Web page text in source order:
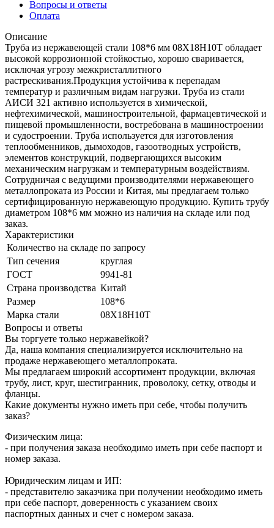
Вопросы и ответы
Оплата
Описание
Труба из нержавеющей стали 108*6 мм 08Х18Н10Т обладает
высокой коррозионной стойкостью, хорошо сваривается,
исключая угрозу межкристаллитного
растрескивания.Продукция устойчива к перепадам
температур и различным видам нагрузки. Труба из стали
АИСИ 321 активно используется в химической,
нефтехимической, машиностроительной, фармацевтической и
пищевой промышленности, востребована в машиностроении
и судостроении. Труба используется для изготовления
теплообменников, дымоходов, газоотводных устройств,
элементов конструкций, подвергающихся высоким
механическим нагрузкам и температурным воздействиям.
Сотрудничая с ведущими производителями нержавеющего
металлопроката из России и Китая, мы предлагаем только
сертифицированную нержавеющую продукцию. Купить трубу
диаметром 108*6 мм можно из наличия на складе или под
заказ.
Характеристики
Количество на складе по запросу
Тип сечения
круглая
ГОСТ
9941-81
Страна производства Китай
Размер
108*6
Марка стали
08Х18Н10Т
Вопросы и ответы
Вы торгуете только нержавейкой?
Да, наша компания специализируется исключительно на
продаже нержавеющего металлопроката.
Мы предлагаем широкий ассортимент продукции, включая
трубу, лист, круг, шестигранник, проволоку, сетку, отводы и
фланцы.
Какие документы нужно иметь при себе, чтобы получить
заказ?
Физическим лица:
- при получения заказа необходимо иметь при себе паспорт и
номер заказа.
Юридическим лицам и ИП:
- представителю заказчика при получении необходимо иметь
при себе паспорт, доверенность с указанием своих
паспортных данных и счет с номером заказа.